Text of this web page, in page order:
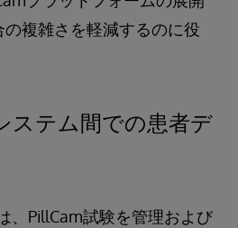
複雑さを軽減するのに役
ステム間での患者デ
、PillCam試験を管理および